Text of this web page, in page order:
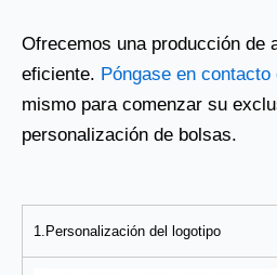
Ofrecemos una producción de
eficiente. Póngase en
mismo para comenzar su
personalización de bolsas.
1.Personalización del logotipo